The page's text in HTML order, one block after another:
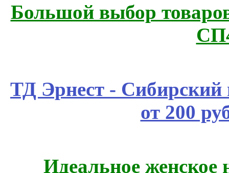
Большой выбор
ТД Эрнест - Сибирский
от 200
Идеальное женское